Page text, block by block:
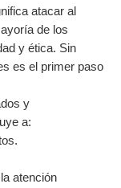
atacar al
de los
y ética. Sin
es el primer paso
y
a:
atención